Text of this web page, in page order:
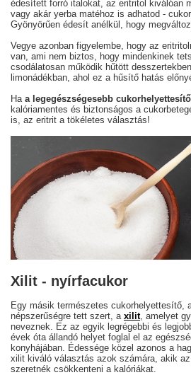
édesített forró italokat, az eritritol kiválóan
vagy akár yerba matéhoz is adhatod -
Gyönyörűen édesít anélkül, hogy
Vegye azonban figyelembe, hogy az
van, ami nem biztos, hogy mindenkinek
csodálatosan működik hűtött
limonádékban, ahol ez a hűsítő hatás
Ha a legegészségesebb
kalóriamentes és biztonságos a
is, az eritrit a tökéletes választás!
Xilit - nyírfacukor
Egy másik természetes cukorhelyettesítő,
népszerűségre tett szert, a xilit, amelyet
neveznek. Ez az egyik legrégebbi és
évek óta állandó helyet foglal el az
konyhájában. Édessége közel azonos a
xilit kiváló választás azok számára, akik
szeretnék csökkenteni a kalóriákat.